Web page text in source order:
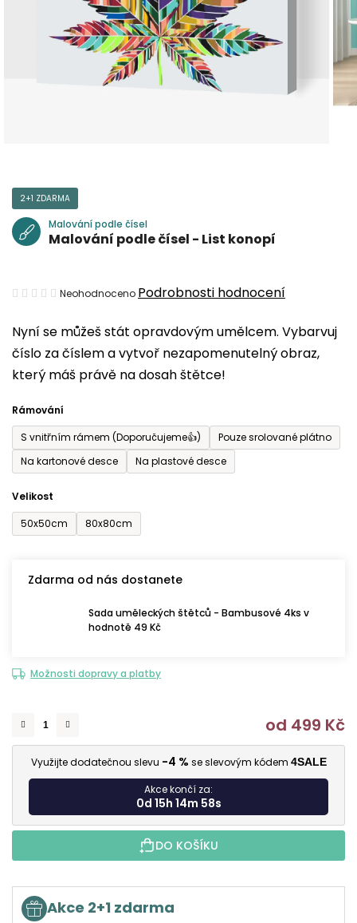
Nyní se můžeš stát opravdovým umělcem. Vybarvuj
číslo za číslem a vytvoř nezapomenutelný obraz,
který máš právě na dosah štětce!
Rámování
S vnitřním rámem (Doporučujeme👍)
Pouze srolované plátno
Na kartonové desce
Na plastové desce
Velikost
50x50cm
80x80cm
Zdarma od nás dostanete
Sada uměleckých štětců - Bambusové 4ks v
hodnotě 49 Kč
Možnosti dopravy a platby
od 499 Kč
Využijte dodatečnou slevu -4 % se slevovým kódem 4SALE
Akce končí za:
0d 15h 14m 57s
DO KOŠÍKU
Akce 2+1 zdarma
2+1 ZDARMA
Malování podle čísel
Malování podle čísel - List konopí
Průměrné
produktu
je
0,0
5
hvězdiček.
Neohodnoceno Podrobnosti hodnocení